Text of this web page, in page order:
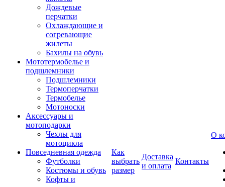
Дождевые
перчатки
Охлаждающие и
согревающие
жилеты
Бахилы на обувь
Мототермобелье и
подшлемники
Подшлемники
Термоперчатки
Термобелье
Мотоноски
Аксессуары и
мотоподарки
Чехлы для
мотоцикла
Повседневная одежда
Футболки
Костюмы и обувь
Кофты и
Как
выбрать
размер
Доставка
и оплата
Контакты
О